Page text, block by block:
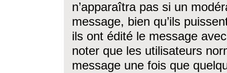
n’apparaîtra pas si un
message, bien qu’ils
ils ont édité le message
noter que les utilisateurs
message une fois que